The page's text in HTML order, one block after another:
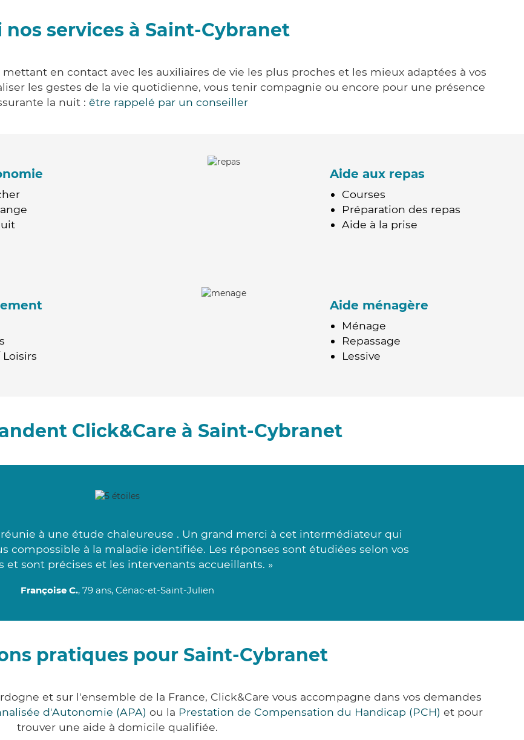
nos services à Saint-Cybranet
en contact avec les auxiliaires de vie les plus proches et les mieux adaptées à vos
les gestes de la vie quotidienne, vous tenir compagnie ou encore pour une présence
la nuit : être rappelé par un conseiller
Aide aux repas
Courses
Préparation des repas
Aide à la prise
Aide ménagère
Ménage
Repassage
Lessive
Click&Care à Saint-Cybranet
à une étude chaleureuse . Un grand merci à cet intermédiateur qui
compossible à la maladie identifiée. Les réponses sont étudiées selon vos
et sont précises et les intervenants accueillants. »
Françoise C., 79 ans, Cénac-et-Saint-Julien
pratiques pour Saint-Cybranet
et sur l'ensemble de la France, Click&Care vous accompagne dans vos demandes
d'Autonomie (APA) ou la Prestation de Compensation du Handicap (PCH) et pour
trouver une aide à domicile qualifiée.